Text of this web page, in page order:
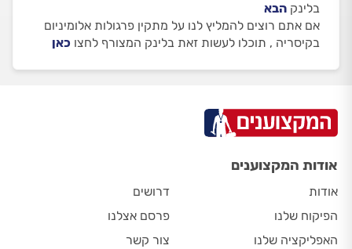
בלינק הבא
אם אתם רוצים להמליץ לנו על מתקין פרגולות אלומיניום
בקיסריה , תוכלו לעשות זאת בלינק המצורף לחצו כאן
אודות המקצוענים
אודות
הפיקוח שלנו
האפליקציה שלנו
דרושים
פרסם אצלנו
צור קשר